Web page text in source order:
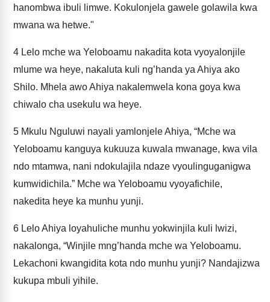
hanombwa ibuli limwe. Kokulonjela gawele golawila kwa
mwana wa hetwe."
4 Lelo mche wa Yeloboamu nakadita kota vyoyalonjile
mlume wa heye, nakaluta kuli ng’handa ya Ahiya ako
Shilo. Mhela awo Ahiya nakalemwela kona goya kwa
chiwalo cha usekulu wa heye.
5 Mkulu Nguluwi nayali yamlonjele Ahiya, “Mche wa
Yeloboamu kanguya kukuuza kuwala mwanage, kwa vila
ndo mtamwa, nani ndokulajila ndaze vyoulinguganigwa
kumwidichila.” Mche wa Yeloboamu vyoyafichile,
nakedita heye ka munhu yunji.
6 Lelo Ahiya loyahuliche munhu yokwinjila kuli lwizi,
nakalonga, “Winjile mng’handa mche wa Yeloboamu.
Lekachoni kwangidita kota ndo munhu yunji? Nandajizwa
kukupa mbuli yihile.